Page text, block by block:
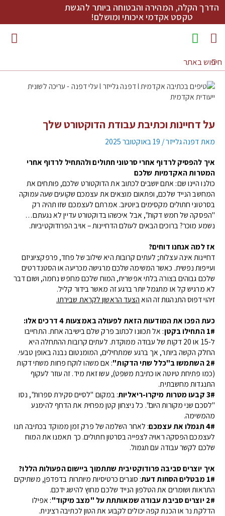
הדרך הקלה, המהירה והבטוחה ביותר להגשת
טקסט אקדמי איכותי ומושלם!
על דחיינות וכתיבת עבודת הדוקטורט שלך
מאת דפנה גלייזר/ 19 באוקטובר 2025
איך להפסיק לרדוף אחרי סרטוני חתולים ולהתחיל לרדוף אחרי
המטרות האקדמיות שלכם
כולנו היינו שם: אתם יושבים לכתוב את הדוקטורט שלכם, פותחים את
המחשב הנייד שלכם, ופתאום מוצאים את עצמכם שקועים שעה עמוקה
בסרטוני חתולים מקסימים ביוטיוב. אמרתם לעצמכם שזו תהיה רק
"הפסקה של חמש דקות", אבל איכשהו בדוקטורט עדיין לא נגעתם…
נשמע מוכר? ברוכים הבאים לעולם הדחיינות – אויב הפרודוקטיביות.
אז למה אנחנו דוחים?
דחיינות אינה עצלות; לעתים קרובות היא שילוב של פחד, פרפקציוניזם
ועייפות נפשית. כאשר המשימה שלכם מרגישה מכריעה או הסטנדרטים
שלכם גבוהים בצורה בלתי אפשרית, המוח שלכם מחפש נחמה, ושום דבר
לא מרגיש קל או מתגמל יותר ברגע זה מאשר בידור קליל.
זיהוי דפוס התנהגות זה הוא הצעד הראשון לקראת שבירתו.
כעת הפכו את המודעות הזאת לפעולה באמצעות 4 דרכים אלו:
1# התחילו בקטן: אל תכוונו לכתוב פרק ​​שלם בישיבה אחת. התחייבו
ל-15 או 20 דקות של עבודה ממוקדת. לעתים קרובות ההתחלה היא
החלק הקשה ביותר, אך ברגע שמתחילים, המומנטום נבנה באופן טבעי.
2# השתמשו ב"כלל שתי הדקות": אם משהו לוקח פחות משתי דקות
(כמו פתיחת טיוטה או כתיבת משפט), עשו זאת מיד. זה עוזר לעקוף
התנגדות מחשבתית.
3# קבעו מטרות מיקרו-ריאליות: במקום "לסיים סקירת ספרות", נסו
"לסכם שני מקורות היום". כל ניצחון קטן מפחית את הדחף להימנע
מהמשימה.
4#תגמלו את עצמכם: לאחר השלמה של פרק זמן ממוקד בכתיבה תנו
לעצמכם הפסקה ראויה לצפייה בסרטון חתולים. כך תאמנו את המוח
שלכם לקשר עבודה עם תגמול.
איך יוצרים סביבה פרודוקטיבית שתתמוך ביישום הפעולות הללו?
1# מבטלים הסחות דעת
: סוגרים כרטיסיות מיותרות בדפדפן, משתיקים
התראות ושומרים את הטלפון הנייד שלכם מחוץ להישג ידכם.
2# יוצרים סביבת עבודה שמאותתת על "מצב מיקוד"
: אפילו
הדלקת נר או הכנת קפה יכולים לקבוע את הטון לכתיבה רצינית.